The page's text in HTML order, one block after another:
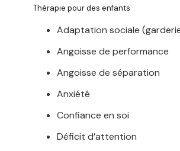
Thérapie pour des enfants
Adaptation sociale
Angoisse de performance
Angoisse de séparation
Anxiété
Confiance en soi
Déficit d’attention